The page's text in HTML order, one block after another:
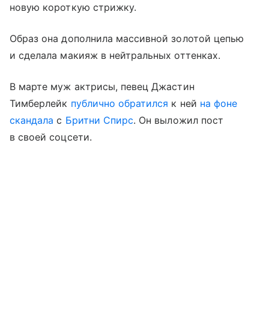
новую короткую стрижку.
Образ она дополнила массивной золотой цепью
и сделала макияж в нейтральных оттенках.
В марте муж актрисы, певец Джастин
Тимберлейк публично обратился к ней на фоне
скандала с Бритни Спирс. Он выложил пост
в своей соцсети.